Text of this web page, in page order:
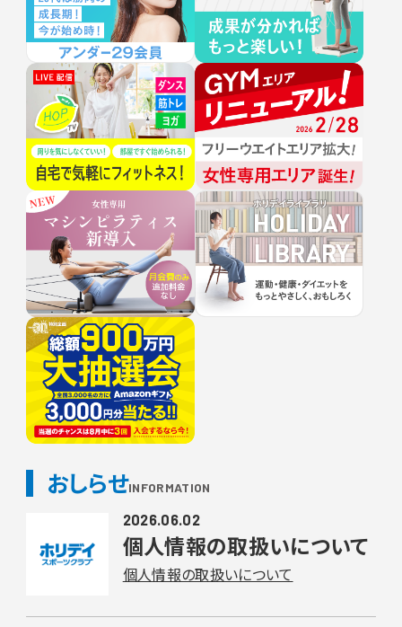
おしらせINFORMATION
2026.06.02
個人情報の取扱いについて
個人情報の取扱いについて